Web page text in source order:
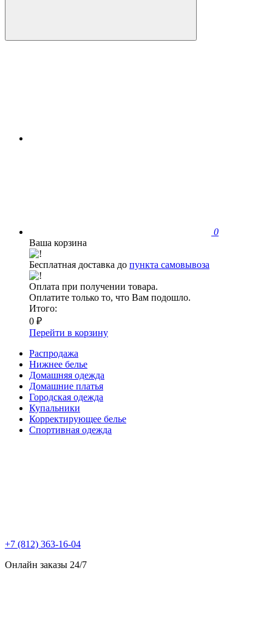
0
Ваша корзина
Бесплатная доставка до пункта самовывоза
Оплата при получении товара.
Оплатите только то, что Вам подошло.
Итого:
0 ₽
Перейти в корзину
Распродажа
Нижнее белье
Домашняя одежда
Домашние платья
Городская одежда
Купальники
Корректирующее белье
Спортивная одежда
+7 (812) 363-16-04
Онлайн заказы 24/7